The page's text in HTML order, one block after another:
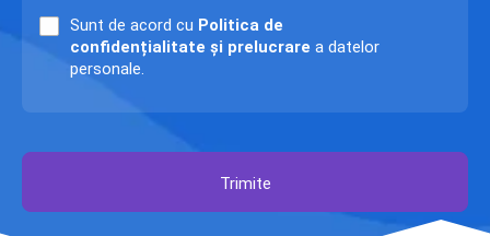
Sunt de acord cu Politica de
confidențialitate și prelucrare a datelor
personale.
Trimite